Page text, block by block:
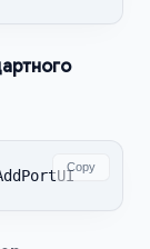
Copy